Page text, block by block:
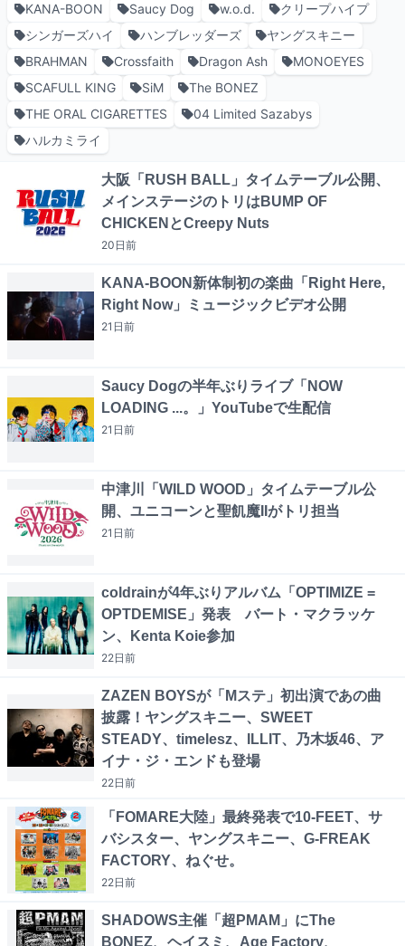
KANA-BOON
Saucy Dog w.o.d.
クリープハイプ
シンガーズハイ
ハンブレッダーズ
ヤングスキニー
BRAHMAN
Crossfaith Dragon Ash
MONOEYES
SCAFULL KING
SiM
The BONEZ
THE ORAL CIGARETTES
04 Limited Sazabys
ハルカミライ
大阪「RUSH BALL」タイムテーブル公開、
メインステージのトリはBUMP OF
CHICKENとCreepy Nuts
20日前
KANA-BOON新体制初の楽曲「Right Here,
Right Now」ミュージックビデオ公開
21日前
Saucy Dogの半年ぶりライブ「NOW
LOADING ...。」YouTubeで生配信
21日前
中津川「WILD WOOD」タイムテーブル公
開、ユニコーンと聖飢魔IIがトリ担当
21日前
coldrainが4年ぶりアルバム「OPTIMIZE =
OPTDEMISE」発表 バート・マクラッケ
ン、Kenta Koie参加
22日前
ZAZEN BOYSが「Mステ」初出演であの曲
披露！ヤングスキニー、SWEET
STEADY、timelesz、ILLIT、乃木坂46、ア
イナ・ジ・エンドも登場
22日前
「FOMARE大陸」最終発表で10-FEET、サ
バシスター、ヤングスキニー、G-FREAK
FACTORY、ねぐせ。
22日前
SHADOWS主催「超PMAM」にThe
BONEZ、ヘイスミ、Age Factory、